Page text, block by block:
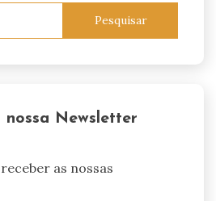
nossa Newsletter
as nossas